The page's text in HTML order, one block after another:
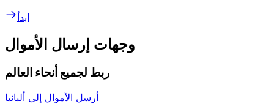
ابدأ
وجهات إرسال الأموال
ربط لجميع أنحاء العالم
أرسل الأموال إلى ألبانيا